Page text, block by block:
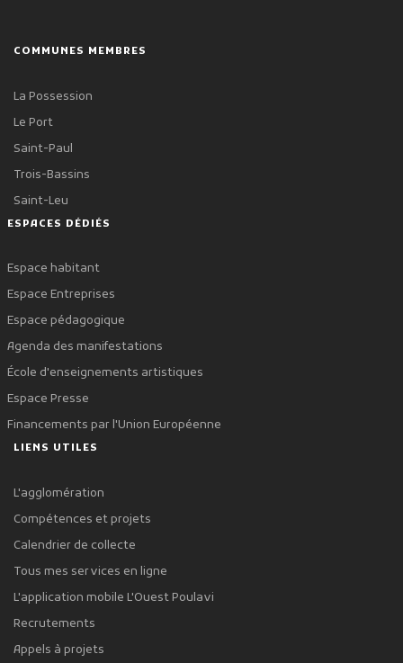
COMMUNES MEMBRES
La Possession
Le Port
Saint-Paul
Trois-Bassins
Saint-Leu
ESPACES DÉDIÉS
Espace habitant
Espace Entreprises
Espace pédagogique
Agenda des manifestations
École d'enseignements artistiques
Espace Presse
Financements par l'Union Européenne
LIENS UTILES
L'agglomération
Compétences et projets
Calendrier de collecte
Tous mes services en ligne
L'application mobile L'Ouest Poulavi
Recrutements
Appels à projets